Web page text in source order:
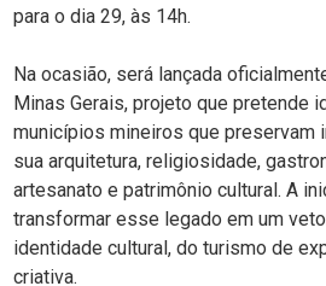
para o dia 29, às 14h.
Na ocasião, será lançada
Minas Gerais, projeto que pretende
municípios mineiros que preservam
sua arquitetura, religiosidade,
artesanato e patrimônio cultural. A
transformar esse legado em um
identidade cultural, do turismo de
criativa.